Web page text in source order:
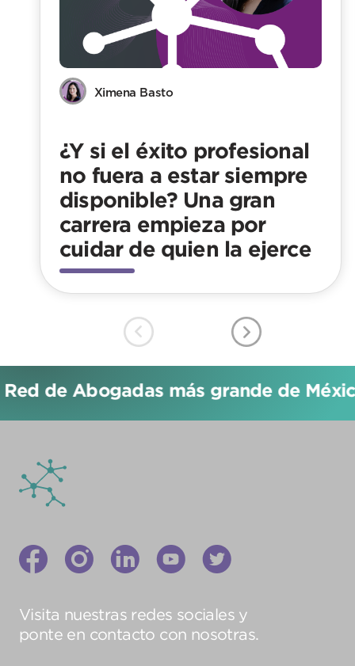
Ximena Basto
¿Y si el éxito profesional
no fuera a estar siempre
disponible? Una gran
carrera empieza por
cuidar de quien la ejerce
de Abogadas más grande de
Visita nuestras redes sociales y
ponte en contacto con nosotras.